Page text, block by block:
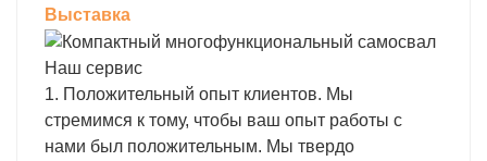
Выставка
Наш сервис
1. Положительный опыт клиентов. Мы
стремимся к тому, чтобы ваш опыт работы с
нами был положительным. Мы твердо